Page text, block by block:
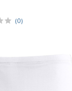
(0)